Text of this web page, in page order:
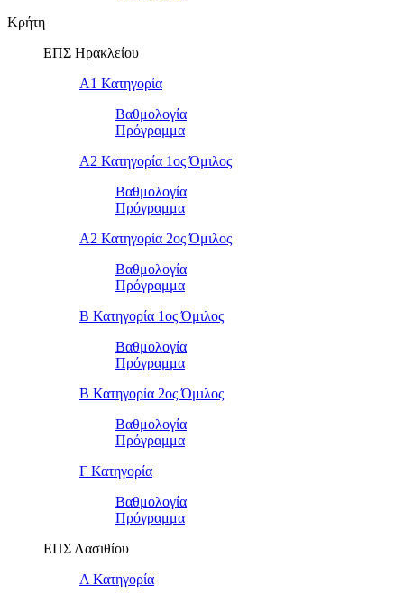
Κρήτη
ΕΠΣ Ηρακλείου
Α1 Κατηγορία
Βαθμολογία
Πρόγραμμα
Α2 Κατηγορία 1ος Όμιλος
Βαθμολογία
Πρόγραμμα
Α2 Κατηγορία 2ος Όμιλος
Βαθμολογία
Πρόγραμμα
Β Κατηγορία 1ος Όμιλος
Βαθμολογία
Πρόγραμμα
Β Κατηγορία 2ος Όμιλος
Βαθμολογία
Πρόγραμμα
Γ Κατηγορία
Βαθμολογία
Πρόγραμμα
ΕΠΣ Λασιθίου
Α Κατηγορία